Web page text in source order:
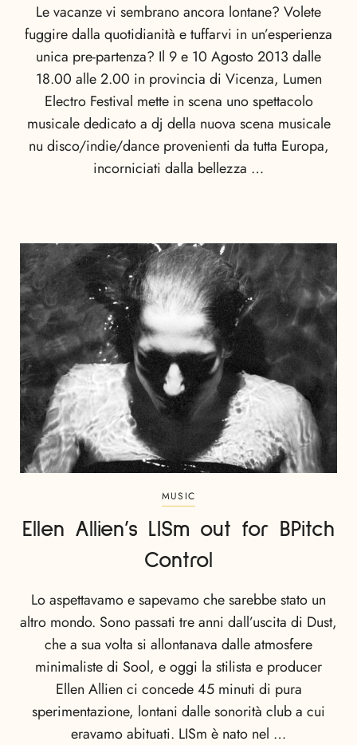
Le vacanze vi sembrano ancora lontane? Volete
fuggire dalla quotidianità e tuffarvi in un’esperienza
unica pre-partenza? Il 9 e 10 Agosto 2013 dalle
18.00 alle 2.00 in provincia di Vicenza, Lumen
Electro Festival mette in scena uno spettacolo
musicale dedicato a dj della nuova scena musicale
nu disco/indie/dance provenienti da tutta Europa,
incorniciati dalla bellezza …
MUSIC
Ellen Allien’s LISm out for BPitch
Control
Lo aspettavamo e sapevamo che sarebbe stato un
altro mondo. Sono passati tre anni dall’uscita di Dust,
che a sua volta si allontanava dalle atmosfere
minimaliste di Sool, e oggi la stilista e producer
Ellen Allien ci concede 45 minuti di pura
sperimentazione, lontani dalle sonorità club a cui
eravamo abituati. LISm è nato nel …